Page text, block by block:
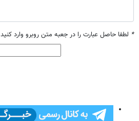
* لطفا حاصل عبارت را در جعبه متن روبرو وارد کنید